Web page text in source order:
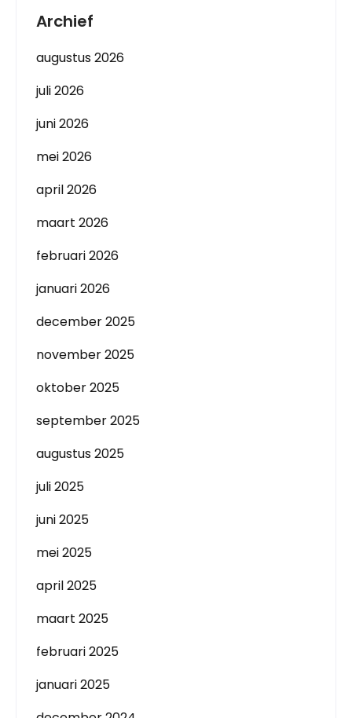
Archief
augustus 2026
juli 2026
juni 2026
mei 2026
april 2026
maart 2026
februari 2026
januari 2026
december 2025
november 2025
oktober 2025
september 2025
augustus 2025
juli 2025
juni 2025
mei 2025
april 2025
maart 2025
februari 2025
januari 2025